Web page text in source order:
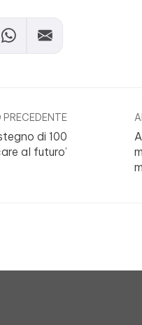
di 100
al futuro’